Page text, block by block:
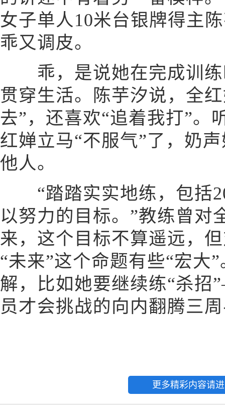
女子单人10米台银牌得主
乖又调皮。
乖，是说她在完成训练
贯穿生活。陈芋汐说，全
去”，还喜欢“追着我打”。
红婵立马“不服气”了，奶
他人。
“踏踏实实地练，包括
以努力的目标。”教练曾对
来，这个目标不算遥远，
“未来”这个命题有些“宏大
解，比如她要继续练“杀
员才会挑战的向内翻腾三
更多精彩内容请